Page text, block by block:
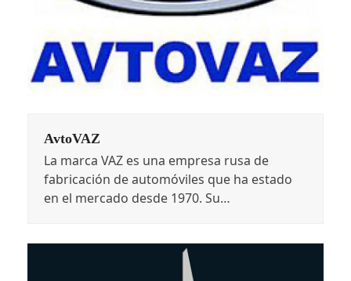
AvtoVAZ
La marca VAZ es una empresa rusa de
fabricación de automóviles que ha estado
en el mercado desde 1970. Su…